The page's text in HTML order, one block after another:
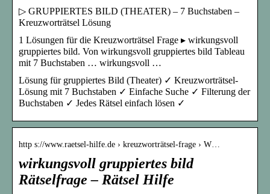
▷ GRUPPIERTES BILD (THEATER) – 7 Buchstaben –
Kreuzworträtsel Lösung
1 Lösungen für die Kreuzworträtsel Frage ▸ wirkungsvoll
gruppiertes bild. Von wirkungsvoll gruppiertes bild Tableau
mit 7 Buchstaben … wirkungsvoll …
Lösung für gruppiertes Bild (Theater) ✓ Kreuzworträtsel-
Lösung mit 7 Buchstaben ✓ Einfache Suche ✓ Filterung der
Buchstaben ✓ Jedes Rätsel einfach lösen ✓
http s://www.raetsel-hilfe.de › kreuzworträtsel-frage › W…
wirkungsvoll gruppiertes bild
Rätselfrage – Rätsel Hilfe